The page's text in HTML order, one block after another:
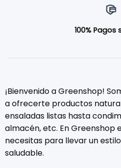
100% Pagos
¡Bienvenido a Greenshop!
a ofrecerte productos
ensaladas listas hasta
almacén, etc. En Greenshop
necesitas para llevar un
saludable.